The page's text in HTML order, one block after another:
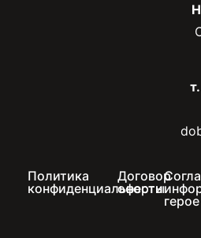
Политика
конфиденциальности
Договор
оферты
герое